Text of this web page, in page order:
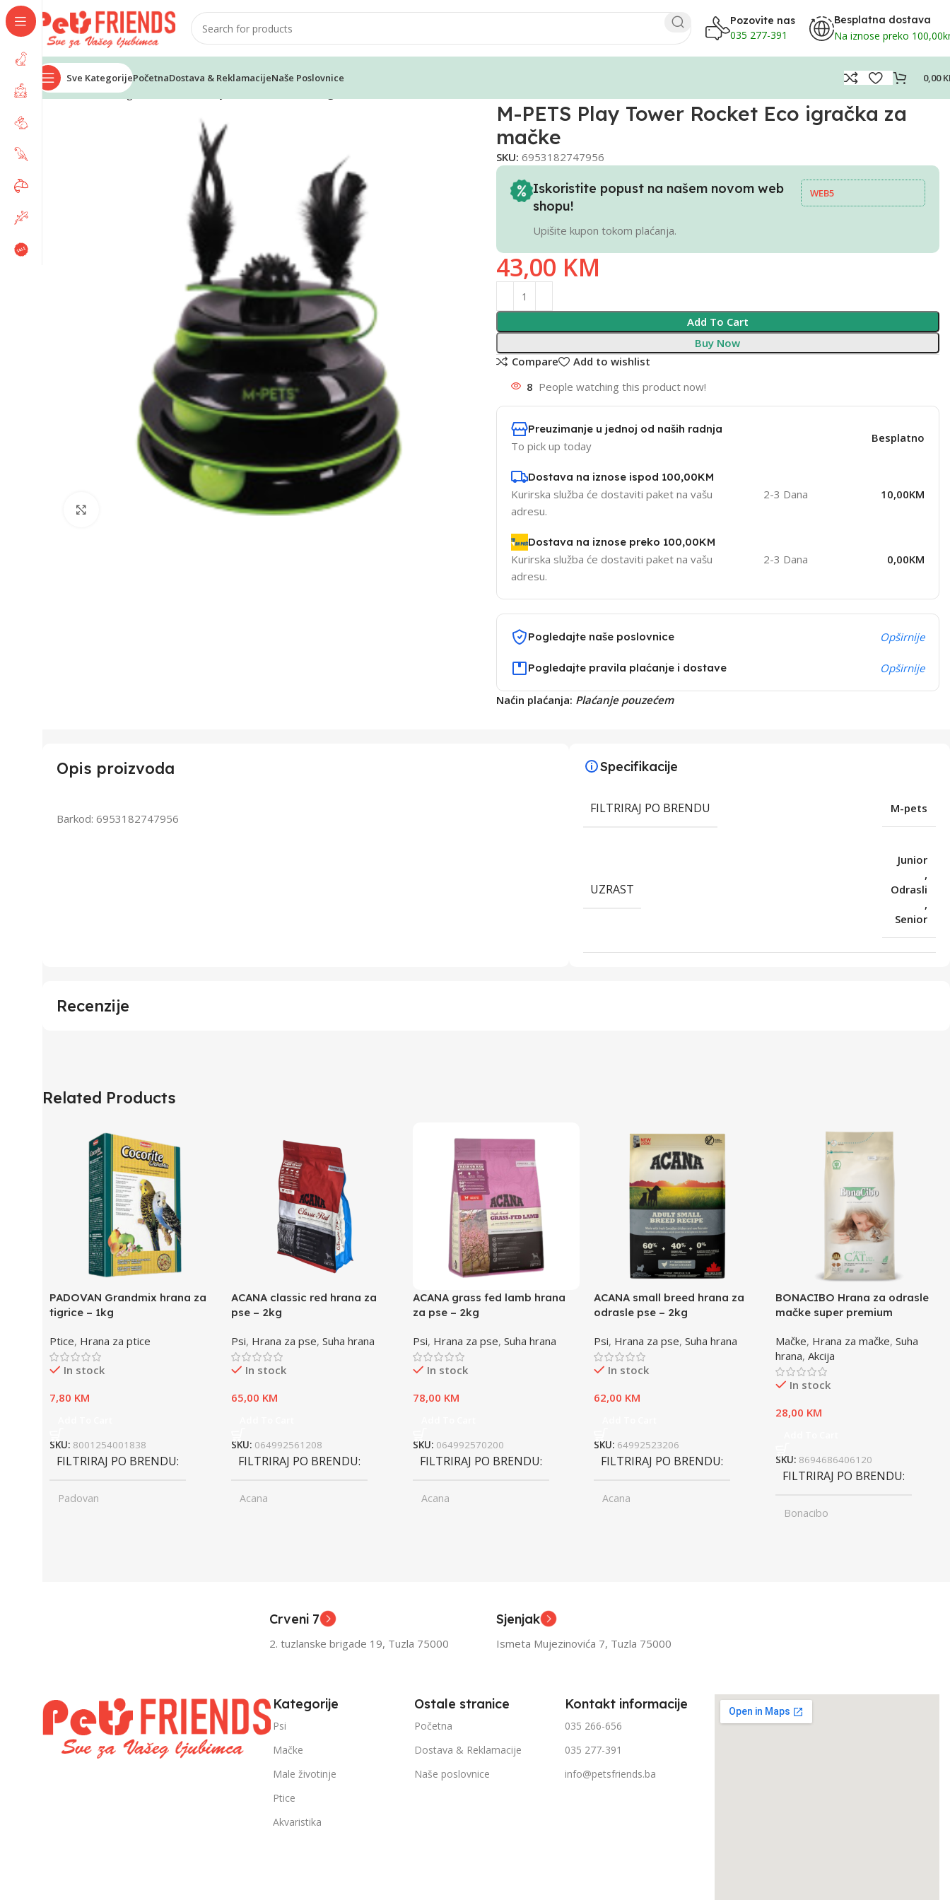
Pozovite nas
035 277-391
Besplatna dostava
Na iznose preko
Sve KategorijePočetnaDostava & ReklamacijeNaše Poslovnice 0,00
Home Mačke Igračke
M-PETS Play Tower Rocket Eco igračka za
mačke
SKU: 6953182747956
Iskoristite popust na našem novom web
shopu!
Upišite kupon tokom plaćanja.
WEB5
43,00 KM
Add To Cart
Buy Now
Compare
Add to wishlist
8 People watching this product now!
Preuzimanje u jednoj od naših radnja
To pick up today
Besplatno
Dostava na iznose ispod 100,00KM
Kurirska služba će dostaviti paket na vašu
adresu.
2-3 Dana 10,00KM
Dostava na iznose preko 100,00KM
Kurirska služba će dostaviti paket na vašu
adresu.
2-3 Dana 0,00KM
Pogledajte naše poslovnice Opširnije
Pogledajte pravila plaćanje i dostave Opširnije
Naćin plaćanja: Plaćanje pouzećem
Opis proizvoda
Barkod: 6953182747956
Specifikacije
FILTRIRAJ PO BRENDU M-pets
UZRAST
Junior
,
Odrasli
,
Senior
Recenzije
Related Products
PADOVAN Grandmix hrana za
tigrice – 1kg
Ptice, Hrana za ptice
In stock
7,80 KM
SKU: 8001254001838
FILTRIRAJ PO BRENDU
Padovan
ACANA classic red hrana za
pse – 2kg
Psi, Hrana za pse, Suha hrana
In stock
65,00 KM
SKU: 064992561208
FILTRIRAJ PO BRENDU
Acana
FILTRIRAJ PO TEŽINI
ACANA grass fed lamb hrana
za pse – 2kg
Psi, Hrana za pse, Suha hrana
In stock
78,00 KM
SKU: 064992570200
FILTRIRAJ PO BRENDU
Acana
FILTRIRAJ PO TEŽINI
ACANA small breed hrana za
odrasle pse – 2kg
Psi, Hrana za pse,Suha hrana
In stock
62,00 KM
SKU: 64992523206
FILTRIRAJ PO BRENDU
Acana
BONACIBO Hrana za odrasle
mačke super premium
Mačke, Hrana za mačke,Suha
hrana,Akcija
In stock
28,00 KM
SKU: 8694686406120
FILTRIRAJ PO BRENDU
Bonacibo
Crveni 7
2. tuzlanske brigade 19, Tuzla 75000
Sjenjak
Ismeta Mujezinovića 7, Tuzla 75000
Kategorije
Psi
Mačke
Male životinje
Ptice
Akvaristika
Ostale stranice
Početna
Dostava & Reklamacije
Naše poslovnice
Kontakt informacije
035 266-656
035 277-391
info@petsfriends.ba